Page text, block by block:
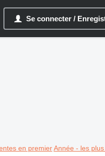
Se connecter /
en premier Année - les